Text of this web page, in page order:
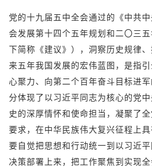
党的十九届五中全会通过的《中共
会发展第十四个五年规划和二〇三
下简称《建议》），洞察历史规律
来五年我国发展的宏伟蓝图，是指
心聚力、向第二个百年奋斗目标进
分体现了以习近平同志为核心的党
史的深厚情怀和使命担当，凝聚了
要求，在中华民族伟大复兴征程上
要自觉把思想和行动统一到以习近
决策部署上来，把工作聚焦到实现